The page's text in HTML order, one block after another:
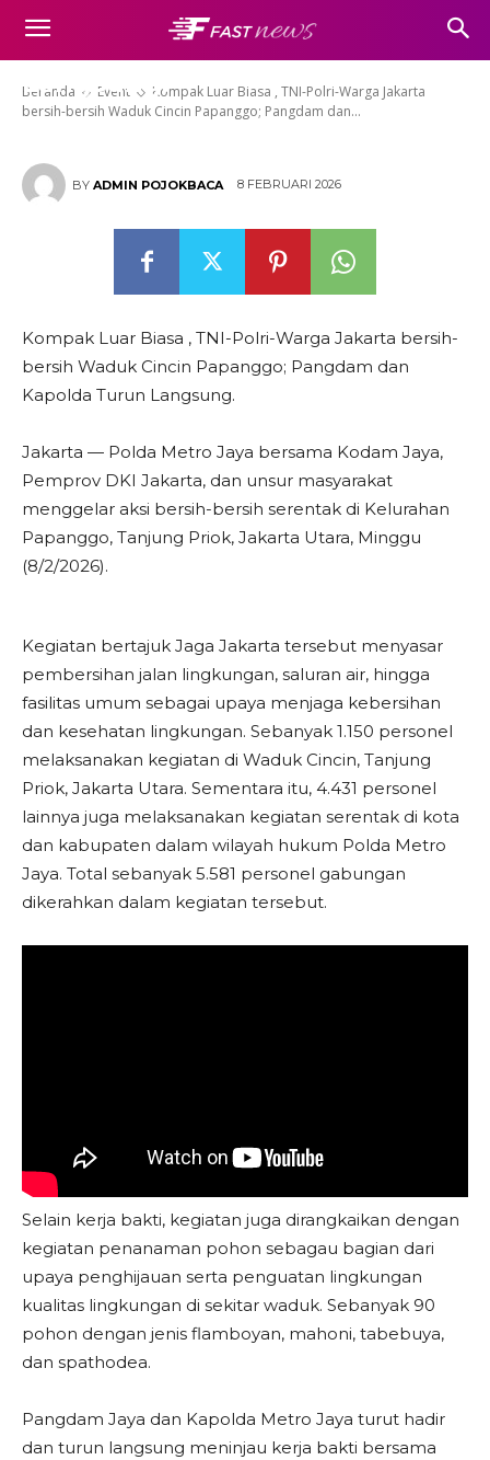
Beranda Event
Kompak Luar Biasa , TNI-Polri-Warga Jakarta
bersih-bersih Waduk Cincin Papanggo; Pangdam dan...
Waduk Cincin Papanggo;
Pangdam dan Kapolda Turun
Langsung.
BY ADMIN POJOKBACA 8 FEBRUARI 2026
Kompak Luar Biasa , TNI-Polri-Warga Jakarta bersih-
bersih Waduk Cincin Papanggo; Pangdam dan
Kapolda Turun Langsung.
Jakarta — Polda Metro Jaya bersama Kodam Jaya,
Pemprov DKI Jakarta, dan unsur masyarakat
menggelar aksi bersih-bersih serentak di Kelurahan
Papanggo, Tanjung Priok, Jakarta Utara, Minggu
(8/2/2026).
Kegiatan bertajuk Jaga Jakarta tersebut menyasar
pembersihan jalan lingkungan, saluran air, hingga
fasilitas umum sebagai upaya menjaga kebersihan
dan kesehatan lingkungan. Sebanyak 1.150 personel
melaksanakan kegiatan di Waduk Cincin, Tanjung
Priok, Jakarta Utara. Sementara itu, 4.431 personel
lainnya juga melaksanakan kegiatan serentak di kota
dan kabupaten dalam wilayah hukum Polda Metro
Jaya. Total sebanyak 5.581 personel gabungan
dikerahkan dalam kegiatan tersebut.
Selain kerja bakti, kegiatan juga dirangkaikan dengan
kegiatan penanaman pohon sebagau bagian dari
upaya penghijauan serta penguatan lingkungan
kualitas lingkungan di sekitar waduk. Sebanyak 90
pohon dengan jenis flamboyan, mahoni, tabebuya,
dan spathodea.
Pangdam Jaya dan Kapolda Metro Jaya turut hadir
dan turun langsung meninjau kerja bakti bersama